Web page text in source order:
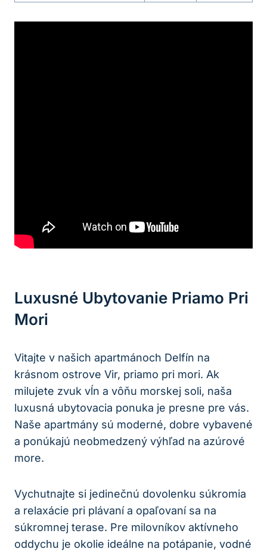
Luxusné Ubytovanie Priamo Pri
Mori
Vitajte v našich apartmánoch Delfín na
krásnom ostrove Vir, priamo pri mori. Ak
milujete zvuk vĺn a vôňu morskej soli, naša
luxusná ubytovacia ponuka je presne pre vás.
Naše apartmány sú moderné, dobre vybavené
a ponúkajú neobmedzený výhľad na azúrové
more.
Vychutnajte si jedinečnú dovolenku súkromia
a relaxácie pri plávaní a opaľovaní sa na
súkromnej terase. Pre milovníkov aktívneho
oddychu je okolie ideálne na potápanie, vodné